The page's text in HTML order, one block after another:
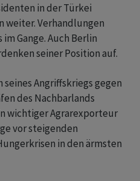
in der Türkei
weiter. Verhandlungen
Gange. Auch Berlin
seiner Position auf.
Angriffskriegs gegen
des Nachbarlands
wichtiger Agrarexporteur
vor steigenden
in den ärmsten